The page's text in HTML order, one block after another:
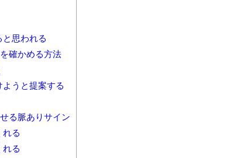
思われる
確かめる方法
うと提案する
る脈ありサイン
れる
る